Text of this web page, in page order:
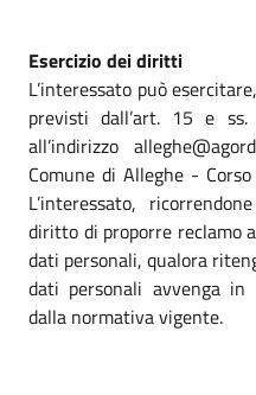
Esercizio dei diritti
L’interessato può
previsti dall’art. 15 e ss.
all’indirizzo
Comune di Alleghe -
L’interessato,
diritto di proporre reclamo
dati personali, qualora
dati personali avvenga
dalla normativa vigente.